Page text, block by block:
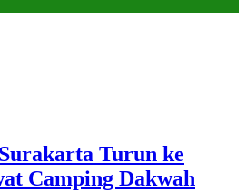
Turun ke
Camping Dakwah